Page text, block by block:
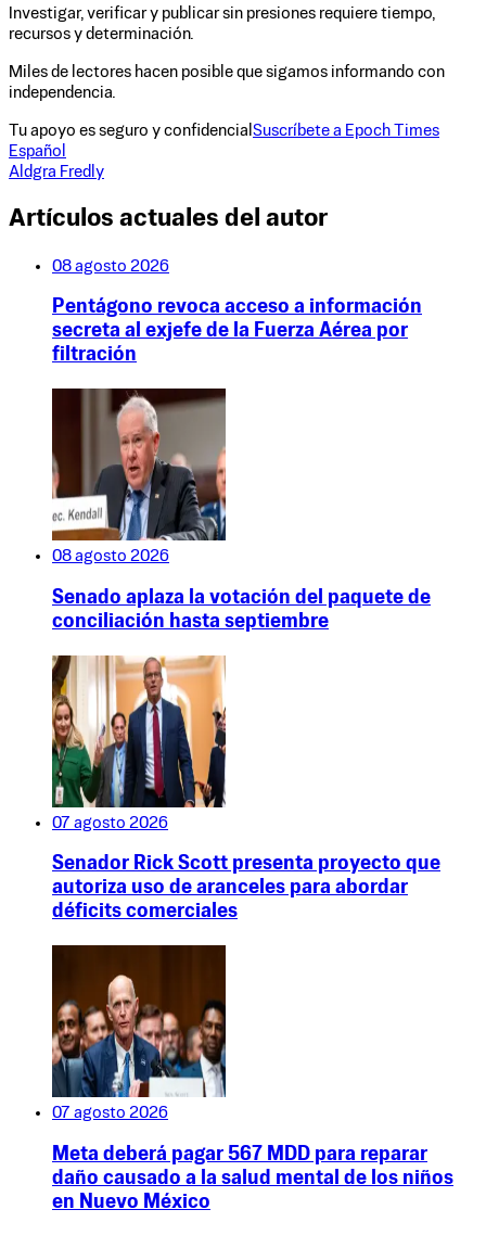
Investigar, verificar y publicar sin presiones requiere tiempo,
recursos y determinación.
Miles de lectores hacen posible que sigamos informando con
independencia.
Tu apoyo es seguro y confidencial Suscríbete a Epoch Times
Español
Aldgra Fredly
Artículos actuales del autor
08 agosto 2026
Pentágono revoca acceso a información
secreta al exjefe de la Fuerza Aérea por
filtración
08 agosto 2026
Senado aplaza la votación del paquete de
conciliación hasta septiembre
07 agosto 2026
Senador Rick Scott presenta proyecto que
autoriza uso de aranceles para abordar
déficits comerciales
07 agosto 2026
Meta deberá pagar 567 MDD para reparar
daño causado a la salud mental de los niños
en Nuevo México